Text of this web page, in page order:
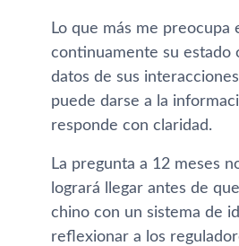
Lo que más me
continuamente su estado
datos de sus
puede darse a la
responde con claridad.
La pregunta a 12 meses
logrará llegar antes de
chino con un sistema de
reflexionar a los